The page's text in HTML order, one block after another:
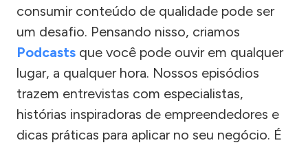
consumir conteúdo de qualidade pode ser
um desafio. Pensando nisso, criamos
Podcasts que você pode ouvir em qualquer
lugar, a qualquer hora. Nossos episódios
trazem entrevistas com especialistas,
histórias inspiradoras de empreendedores e
dicas práticas para aplicar no seu negócio. É